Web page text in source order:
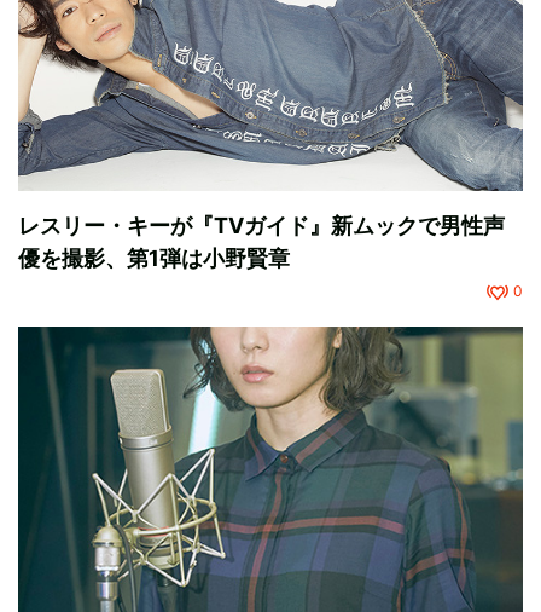
レスリー・キーが『TVガイド』新ムックで男性声
優を撮影、第1弾は小野賢章
0